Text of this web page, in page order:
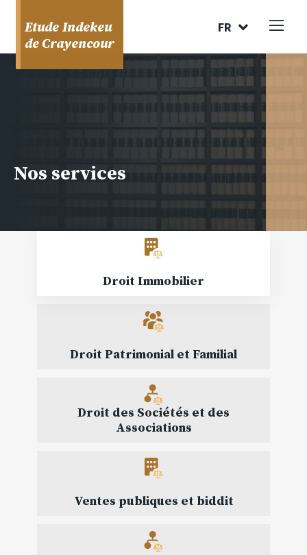
Etude Indekeu
de Crayencour
FR
Nos services
Droit Immobilier
Droit Patrimonial et Familial
Droit des Sociétés et des
Associations
Ventes publiques et biddit